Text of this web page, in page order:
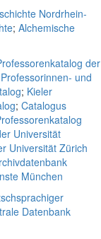
Nordrhein-
; Alchemische
der
und
; Kieler
; Catalogus
Universität
Universität Zürich
München
Datenbank